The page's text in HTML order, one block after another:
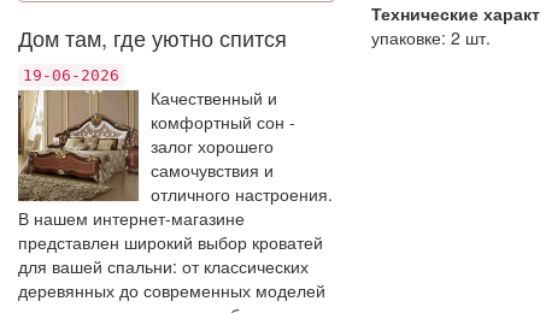
Дом там, где уютно спится
19-06-2026
Качественный и
комфортный сон -
залог хорошего
самочувствия и
отличного настроения.
В нашем интернет-магазине
представлен широкий выбор кроватей
для вашей спальни: от классических
деревянных до современных моделей
Технические
упаковке: 2 шт.